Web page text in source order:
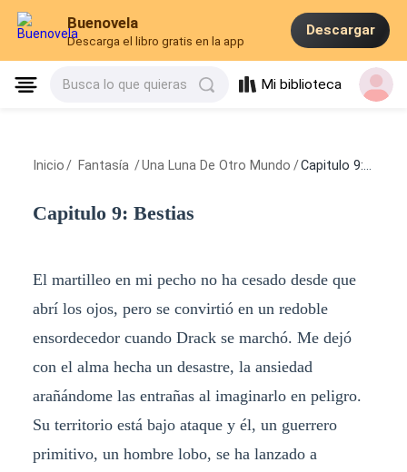
Buenovela
Descarga el libro gratis en la app
Descargar
Busca lo que quieras Mi biblioteca
Inicio / Fantasía /Una Luna De Otro Mundo /Capitulo 9: Bestias
Capitulo 9: Bestias
El martilleo en mi pecho no ha cesado desde que
abrí los ojos, pero se convirtió en un redoble
ensordecedor cuando Drack se marchó. Me dejó
con el alma hecha un desastre, la ansiedad
arañándome las entrañas al imaginarlo en peligro.
Su territorio está bajo ataque y él, un guerrero
primitivo, un hombre lobo, se ha lanzado a